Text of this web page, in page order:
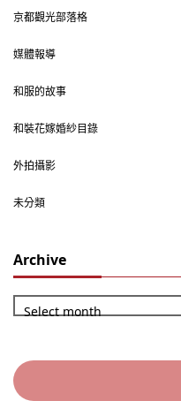
京都觀光部落格
媒體報導
和服的故事
和裝花嫁婚紗目錄
外拍攝影
未分類
Archive
Select month